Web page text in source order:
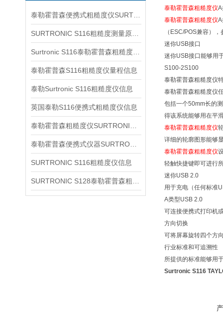
泰勒霍普森S116粗糙度仪量程信息
泰勒Surtronic S116粗糙度仪信息
英国泰勒S116便携式粗糙度仪信息
SURTRONIC S116粗糙度仪信息
泰勒霍普森粗糙度仪
泰勒霍普森粗糙度仪
（ESC/POS兼容）
迷你USB接口
迷你USB接口能够用
S100-2S100
泰勒霍普森粗糙度仪
泰勒霍普森粗糙度仪
包括一个50mm长的
得该系统能够用在平
泰勒霍普森粗糙度仪
详细的轮廓图形能够
泰勒霍普森粗糙度仪
轻触快捷键即可进行
迷你USB 2.0
用于充电（任何标准
A类型USB 2.0
可连接便携式打印机
方向切换
可将屏幕旋转四个方
行业标准和可追溯性
所提供的标准能够用
Surtronic S116